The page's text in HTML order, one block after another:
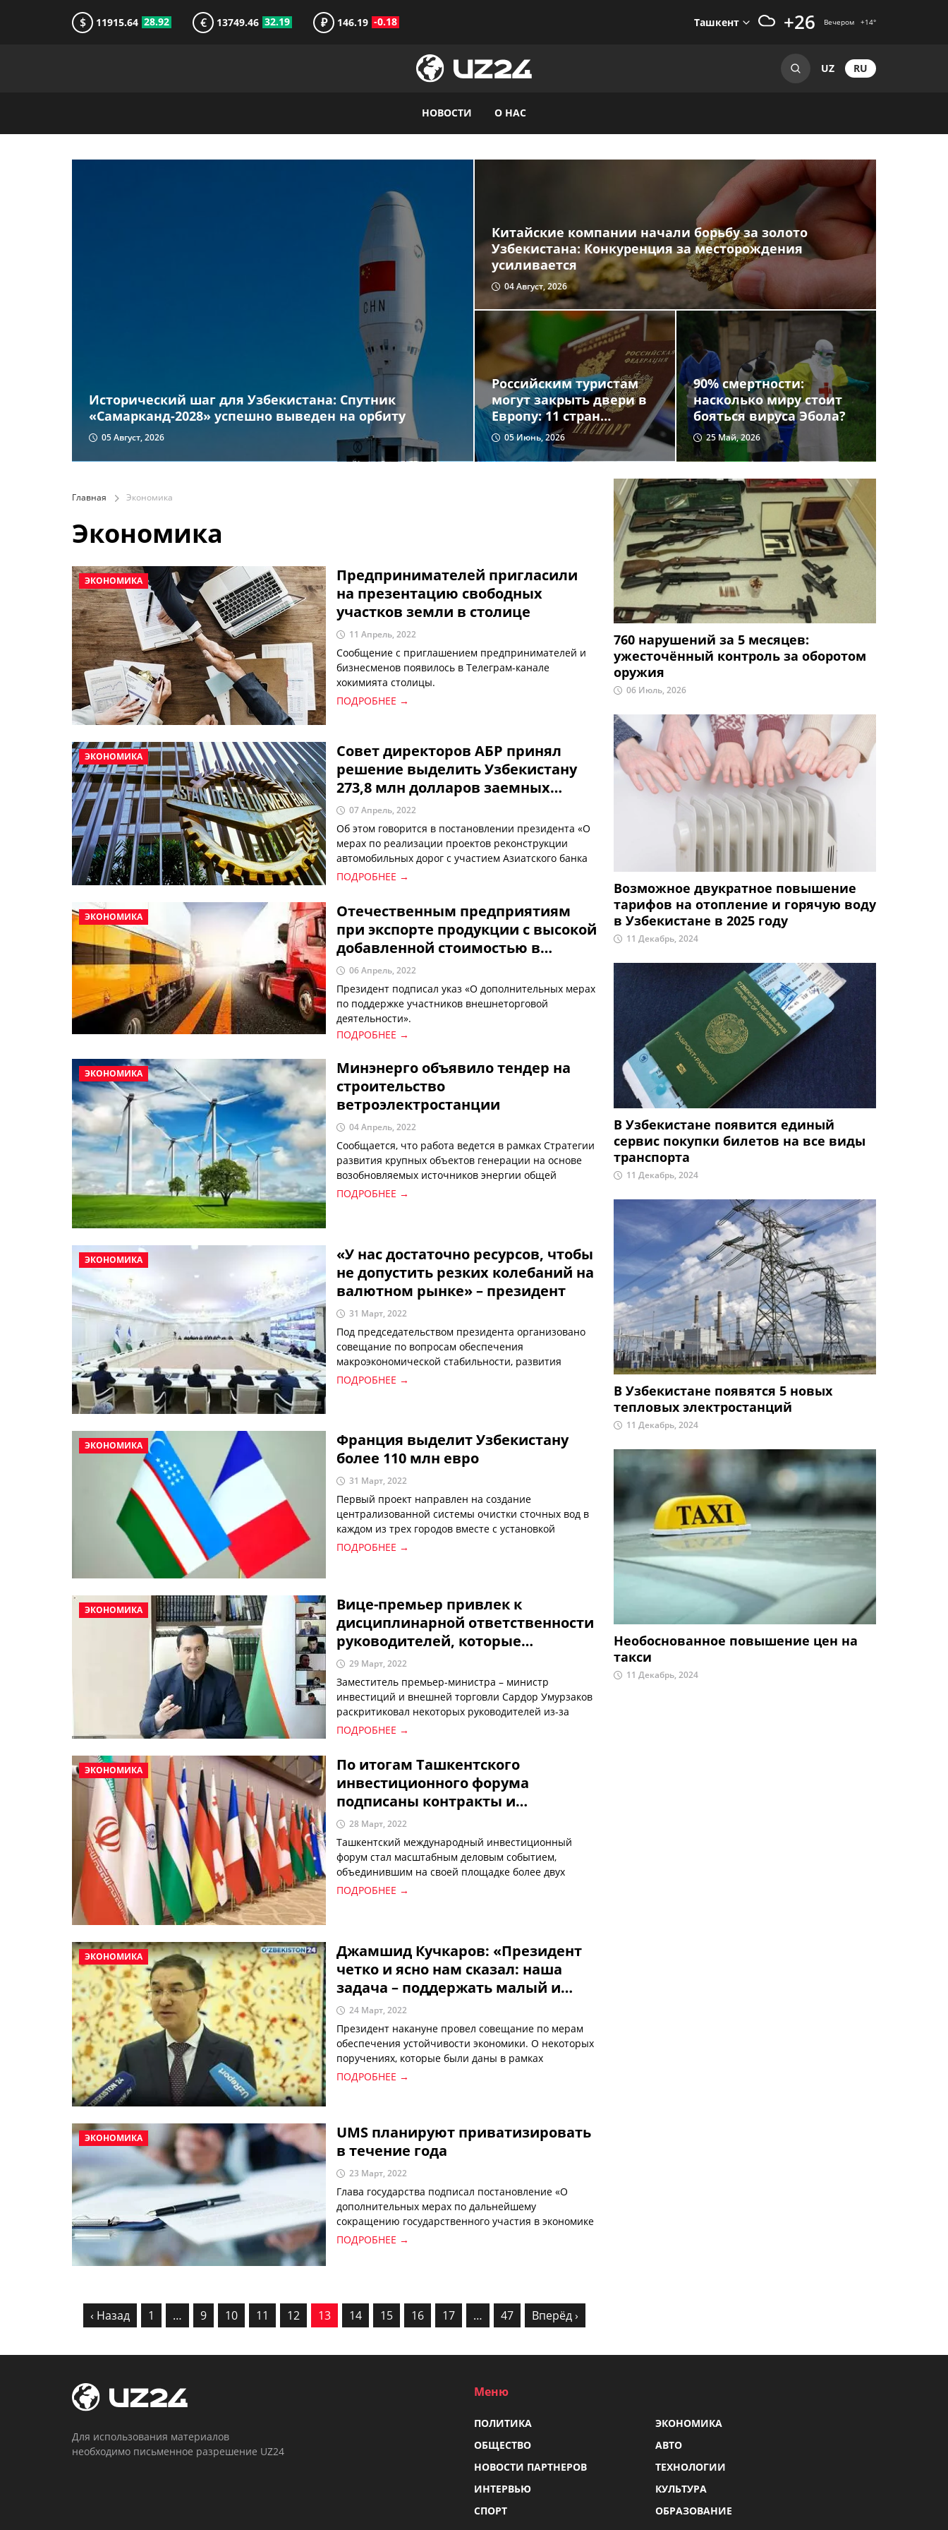
$ 11915.64 28.92 € 13749.46 32.19 ₽ 146.19 -0.18 Ташкент +26 Вечером +14°
UZ RU
НОВОСТИ О НАС
Исторический шаг для Узбекистана: Спутник
«Самарканд-2028» успешно выведен на орбиту
05 Август, 2026
Китайские компании начали борьбу за золото
Узбекистана: Конкуренция за месторождения
усиливается
04 Август, 2026
Российским туристам
могут закрыть двери в
Европу: 11 стран
требуют новых
ограничений
05 Июнь, 2026
90% смертности:
насколько миру стоит
бояться вируса Эбола?
25 Май, 2026
Главная Экономика
Экономика
ЭКОНОМИКА
Предпринимателей пригласили
на презентацию свободных
участков земли в столице
11 Апрель, 2022
Сообщение с приглашением предпринимателей и
бизнесменов появилось в Телеграм-канале
хокимията столицы.
ПОДРОБНЕЕ →
ЭКОНОМИКА
Совет директоров АБР принял
решение выделить Узбекистану
273,8 млн долларов заемных
средств
07 Апрель, 2022
Об этом говорится в постановлении президента «О
мерах по реализации проектов реконструкции
автомобильных дорог с участием Азиатского банка
развития».
ПОДРОБНЕЕ →
ЭКОНОМИКА
Отечественным предприятиям
при экспорте продукции с высокой
добавленной стоимостью в
страны ЕС предоставят субсидии
на компенсацию транспортных
расходов до 70 процентов
06 Апрель, 2022
Президент подписал указ «О дополнительных мерах
по поддержке участников внешнеторговой
деятельности».
ПОДРОБНЕЕ →
ЭКОНОМИКА
Минэнерго объявило тендер на
строительство
ветроэлектростанции
04 Апрель, 2022
Сообщается, что работа ведется в рамках Стратегии
развития крупных объектов генерации на основе
возобновляемых источников энергии общей
мощностью 12 ГВт для производства экологически
ПОДРОБНЕЕ →
ЭКОНОМИКА
«У нас достаточно ресурсов, чтобы
не допустить резких колебаний на
валютном рынке» – президент
31 Март, 2022
Под председательством президента организовано
совещание по вопросам обеспечения
макроэкономической стабильности, развития
территорий и отраслей в связи со сложной
ПОДРОБНЕЕ →
ЭКОНОМИКА
Франция выделит Узбекистану
более 110 млн евро
31 Март, 2022
Первый проект направлен на создание
централизованной системы очистки сточных вод в
каждом из трех городов вместе с установкой
соединений и коллекторов. Он предусматривает
ПОДРОБНЕЕ →
ЭКОНОМИКА
Вице-премьер привлек к
дисциплинарной ответственности
руководителей, которые
недостаточно поддерживали
предпринимателей и экспортеров
29 Март, 2022
Заместитель премьер-министра – министр
инвестиций и внешней торговли Сардор Умурзаков
раскритиковал некоторых руководителей из-за
недостаточности проводимой работы по поддержке
ПОДРОБНЕЕ →
ЭКОНОМИКА
По итогам Ташкентского
инвестиционного форума
подписаны контракты и
соглашения на сумму 7,8 млрд
долларов
28 Март, 2022
Ташкентский международный инвестиционный
форум стал масштабным деловым событием,
объединившим на своей площадке более двух
тысяч участников – крупных инвесторов и
ПОДРОБНЕЕ →
ЭКОНОМИКА
Джамшид Кучкаров: «Президент
четко и ясно нам сказал: наша
задача – поддержать малый и
средний бизнес в сложившихся
сложных условиях»
24 Март, 2022
Президент накануне провел совещание по мерам
обеспечения устойчивости экономики. О некоторых
поручениях, которые были даны в рамках
мероприятия, рассказал в интервью телеканал
ПОДРОБНЕЕ →
ЭКОНОМИКА
UMS планируют приватизировать
в течение года
23 Март, 2022
Глава государства подписал постановление «О
дополнительных мерах по дальнейшему
сокращению государственного участия в экономике
и ускорению приватизации».
ПОДРОБНЕЕ →
‹ Назад 1 … 9 10 11 12 13 14 15 16 17 … 47 Вперёд ›
760 нарушений за 5 месяцев:
ужесточённый контроль за оборотом
оружия
06 Июль, 2026
Возможное двукратное повышение
тарифов на отопление и горячую воду
в Узбекистане в 2025 году
11 Декабрь, 2024
В Узбекистане появится единый
сервис покупки билетов на все виды
транспорта
11 Декабрь, 2024
В Узбекистане появятся 5 новых
тепловых электростанций
11 Декабрь, 2024
Необоснованное повышение цен на
такси
11 Декабрь, 2024
Для использования материалов
необходимо письменное разрешение UZ24
Меню
ПОЛИТИКА
ЭКОНОМИКА
ОБЩЕСТВО
АВТО
НОВОСТИ ПАРТНЕРОВ
ТЕХНОЛОГИИ
ИНТЕРВЬЮ
КУЛЬТУРА
СПОРТ
ОБРАЗОВАНИЕ